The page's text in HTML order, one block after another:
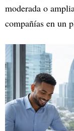
moderada o
compañías en un